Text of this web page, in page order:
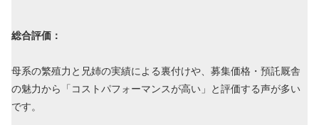
総合評価：
母系の繁殖力と兄姉の実績による裏付けや、募集価格・預託厩舎
の魅力から「コストパフォーマンスが高い」と評価する声が多い
です。